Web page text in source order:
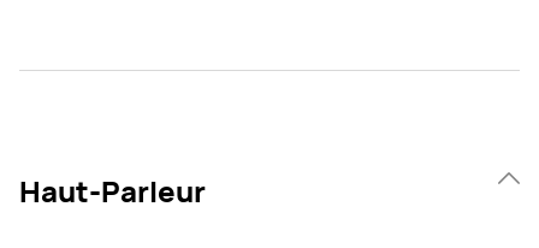
Haut-Parleur